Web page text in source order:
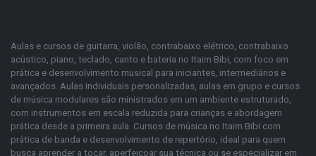
Aulas e cursos de guitarra, violão, contrabaixo elétrico, contrabaixo
acústico, piano, teclado, canto e bateria no Itaim Bibi, com foco em
prática e desenvolvimento musical para iniciantes, intermediários e
avançados. Aulas individuais personalizadas, aulas em grupo e cursos
de música modulares são ministrados em um ambiente estruturado,
com instrumentos em escala reduzida para crianças e abordagem
prática desde a primeira aula. Cursos de música no Itaim Bibi com
prática de banda e desenvolvimento de repertório, ideal para quem
busca aprender a tocar, aperfeiçoar sua técnica ou se especializar em